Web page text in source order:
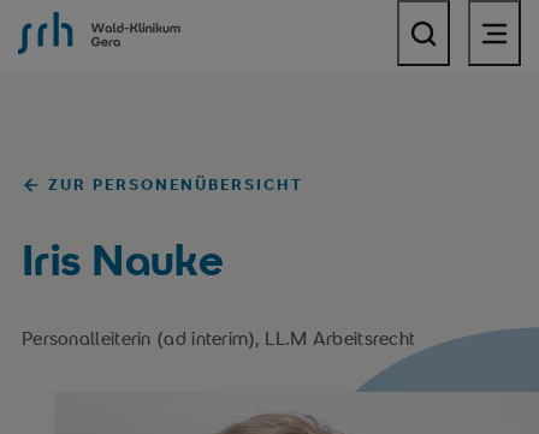
SRH Wald-Klinikum Gera
ZUR PERSONENÜBERSICHT
Iris Nauke
Personalleiterin (ad interim), LL.M Arbeitsrecht